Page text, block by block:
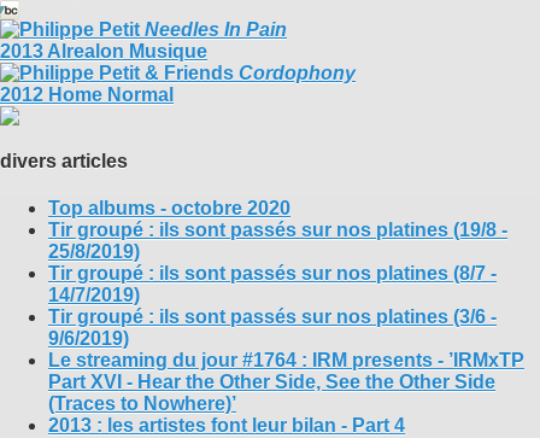
Needles In Pain
2013 Alrealon Musique
Cordophony
2012 Home Normal
divers articles
Top albums - octobre 2020
Tir groupé : ils sont passés sur nos platines (19/8 -
25/8/2019)
Tir groupé : ils sont passés sur nos platines (8/7 -
14/7/2019)
Tir groupé : ils sont passés sur nos platines (3/6 -
9/6/2019)
Le streaming du jour #1764 : IRM presents - ’IRMxTP
Part XVI - Hear the Other Side, See the Other Side
(Traces to Nowhere)’
2013 : les artistes font leur bilan - Part 4